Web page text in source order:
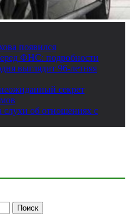
появился
ФНС: подробности
выглядит 96-летняя
секрет
слухи об отношениях с